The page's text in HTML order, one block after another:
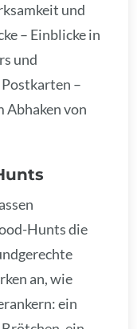
und
– Einblicke in
und
–
Abhaken von
Hunts die
an, wie
ein